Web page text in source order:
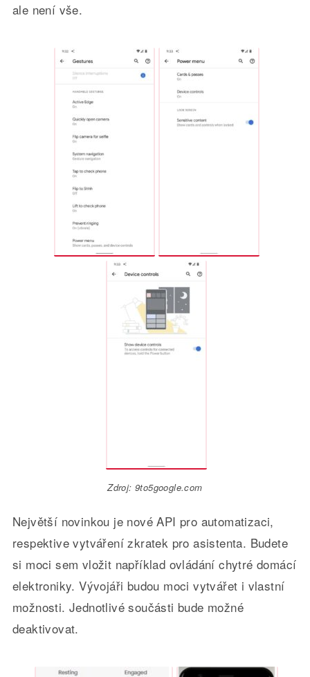
ale není vše.
Zdroj: 9to5google.com
Největší novinkou je nové API pro automatizaci,
respektive vytváření zkratek pro asistenta. Budete
si moci sem vložit například ovládání chytré domácí
elektroniky. Vývojáři budou moci vytvářet i vlastní
možnosti. Jednotlivé součásti bude možné
deaktivovat.